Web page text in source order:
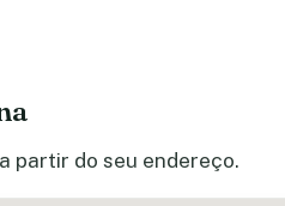
partir do seu endereço.